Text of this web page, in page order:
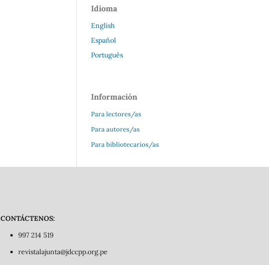
Idioma
English
Español
Português
Información
Para lectores/as
Para autores/as
Para bibliotecarios/as
CONTÁCTENOS:
997 214 519
revistalajunta@jdccpp.org.pe